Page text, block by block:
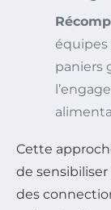
équipes
paniers
Cette
de
des